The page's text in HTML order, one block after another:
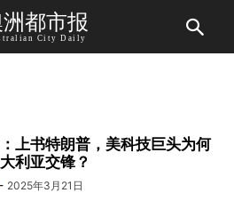
都市报
City Daily
上书特朗普，美科技巨头为何
利亚交锋？
- 2025年3月21日